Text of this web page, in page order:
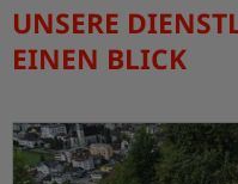
UNSERE
EINEN BLICK